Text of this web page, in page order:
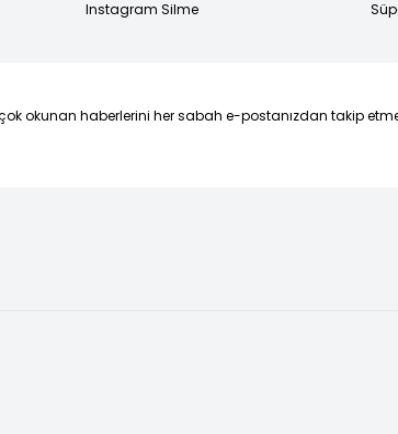
Instagram Silme
okunan haberlerini her sabah e-postanızdan takip